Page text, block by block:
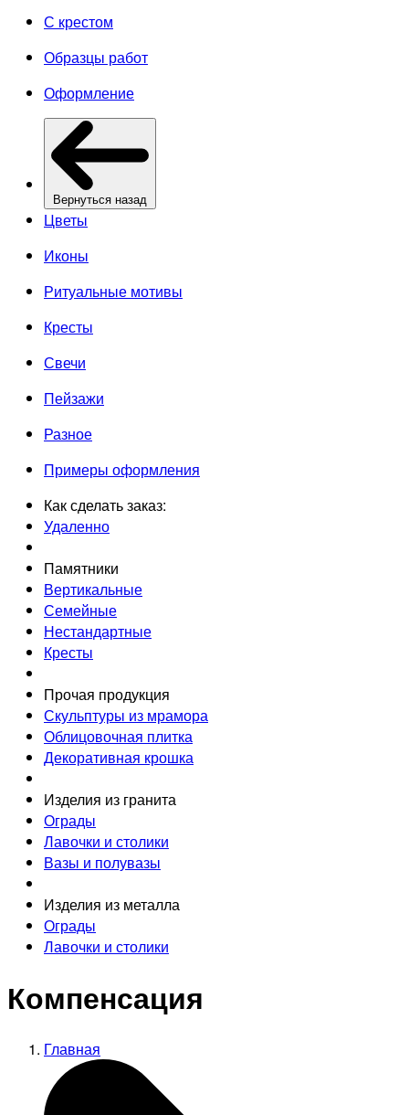
С крестом
Образцы работ
Оформление
Вернуться назад
Цветы
Иконы
Ритуальные мотивы
Кресты
Свечи
Пейзажи
Разное
Примеры оформления
Как сделать заказ:
Удаленно
Памятники
Вертикальные
Семейные
Нестандартные
Кресты
Прочая продукция
Скульптуры из мрамора
Облицовочная плитка
Декоративная крошка
Изделия из гранита
Ограды
Лавочки и столики
Вазы и полувазы
Изделия из металла
Ограды
Лавочки и столики
Компенсация
Главная